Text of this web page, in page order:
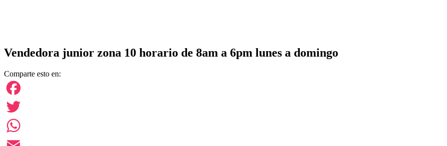
Vendedora junior zona 10 horario de 8am a 6pm lunes a domingo
Comparte esto en:
Facebook
Twitter
WhatsApp